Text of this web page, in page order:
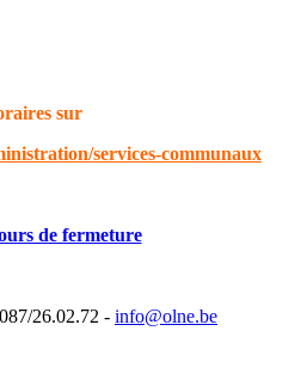
sur
services-communaux
de fermeture
26.02.72 - info@olne.be